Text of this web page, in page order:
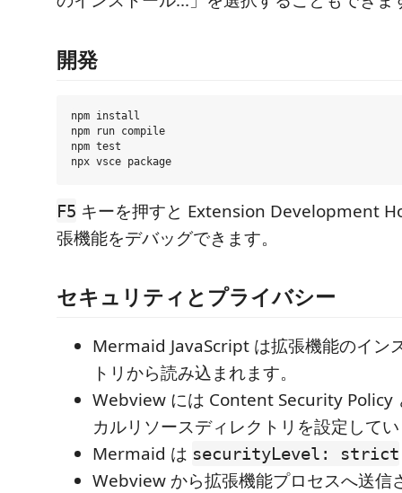
開発
npm install
npm run compile
npm test
F5 キーを押すと Extension Development
張機能をデバッグできます。
セキュリティとプライバシー
Mermaid JavaScript は拡張機能のイン
トリから読み込まれます。
Webview には Content Security Policy
カルリソースディレクトリを設定して
Mermaid は securityLevel: strict
Webview から拡張機能プロセスへ送信